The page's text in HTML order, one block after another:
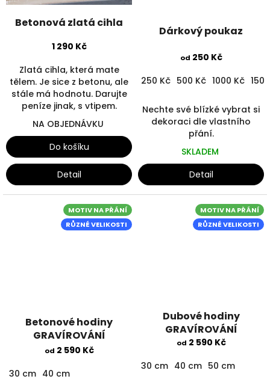
Betonová zlatá cihla
1 290 Kč
Zlatá cihla, která mate
tělem. Je sice z betonu, ale
stále má hodnotu. Darujte
peníze jinak, s vtipem.
NA OBJEDNÁVKU
Do košíku
Detail
Dárkový poukaz
od 250 Kč
250 Kč 500 Kč 1000 Kč
Nechte své blízké vybrat si
dekoraci dle vlastního
přání.
SKLADEM
Detail
MOTIV NA PŘÁNÍ
RŮZNÉ VELIKOSTI
Betonové hodiny
GRAVÍROVÁNÍ
od 2 590 Kč
30 cm 40 cm
MOTIV NA PŘÁNÍ
RŮZNÉ VELIKOSTI
Dubové hodiny
GRAVÍROVÁNÍ
od 2 590 Kč
30 cm 40 cm 50 cm